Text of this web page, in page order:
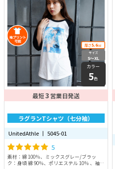
厚さ5.6oz
サイズ
S〜XL
カラー
5色
最短3 営業日発送
ラグランTシャツ（七分袖）
UnitedAthle 丨 5045-01
5
素材：綿 100％、ミックスグレー/ブラッ
ク：身頃 綿 90％、ポリエステル 10％ 、袖